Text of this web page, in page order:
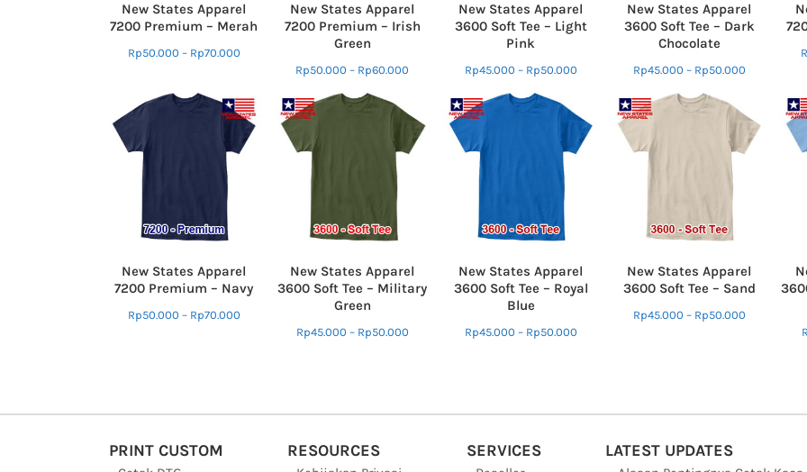
New States Apparel
7200 Premium – Merah
Rp50.000 – Rp70.000
New States Apparel
7200 Premium – Irish
Green
Rp50.000 – Rp60.000
New States Apparel
3600 Soft Tee – Light
Pink
Rp45.000 – Rp50.000
New States Apparel
3600 Soft Tee – Dark
Chocolate
Rp45.000 – Rp50.000
New States Apparel
7200 Premium – Navy
Rp50.000 – Rp70.000
New States Apparel
3600 Soft Tee – Military
Green
Rp45.000 – Rp50.000
New States Apparel
3600 Soft Tee – Royal
Blue
Rp45.000 – Rp50.000
New States Apparel
3600 Soft Tee – Sand
Rp45.000 – Rp50.000
PRINT CUSTOM RESOURCES SERVICES LATEST UPDATES